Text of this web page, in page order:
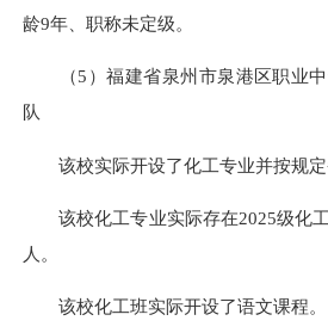
龄9年、职称未定级。
（5）福建省泉州市泉港区职业中
队
该校实际开设了化工专业并按规定
该校化工专业实际存在2025级化工
人。
该校化工班实际开设了语文课程。